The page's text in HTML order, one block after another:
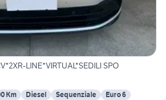
LINE*VIRTUAL*SEDILI SPO
Km Diesel Sequenziale
Euro 6